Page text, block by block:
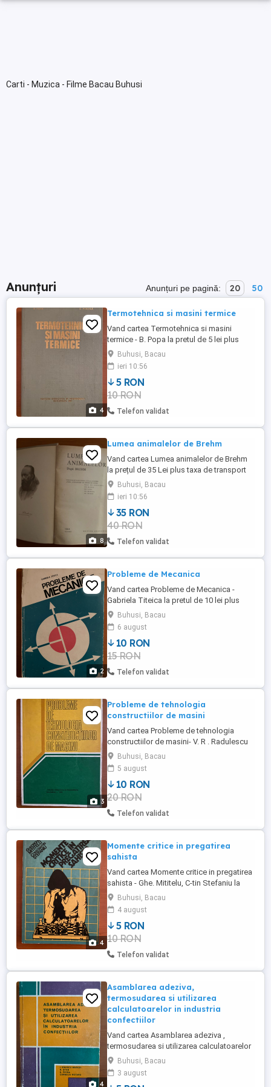
Carti - Muzica - Filme Bacau Buhusi
Anunțuri Anunțuri pe pagină: 20 50
4
Termotehnica si masini termice
Vand cartea Termotehnica si masini
termice - B. Popa la pretul de 5 lei plus
taxa de transport prin Posta Romana cu
plata ramburs . Livrare personala in
BACAU, Roman, PIATRA NEAMT si Buhuşi
fara taxa de transport .
Buhusi, Bacau
ieri 10:56
5 RON
10 RON
Telefon validat
8
Lumea animalelor de Brehm
Vand cartea Lumea animalelor de Brehm
la prețul de 35 Lei plus taxa de transport
prin Posta Romană cu plata ramburs .
Cartea are 850 pagini , conține și fotografii
, planșe color și coperțile sunt cartonate .
Livrare personală in Bacău , Piatra Neamț ,
Roman și Buhusi fără taxa de transport .
Buhusi, Bacau
ieri 10:56
35 RON
40 RON
Telefon validat
2
Probleme de Mecanica
Vand cartea Probleme de Mecanica -
Gabriela Titeica la pretul de 10 lei plus
taxa de transport prin Posta Romana cu
plata ramburs
Buhusi, Bacau
6 august
10 RON
15 RON
Telefon validat
3
Probleme de tehnologia
constructiilor de masini
Vand cartea Probleme de tehnologia
constructiilor de masini- V. R . Radulescu
la pretul de 10 lei plus taxa de transport
prin Posta Romana cu plata ramburs .
Livrare personala in BACAU, Roman, Piatra
Neamt si Buhuşi fara taxa de transport.
Buhusi, Bacau
5 august
10 RON
20 RON
Telefon validat
4
Momente critice in pregatirea
sahista
Vand cartea Momente critice in pregatirea
sahista - Ghe. Mititelu, C-tin Stefaniu la
pretul de 5 lei plus taxa de transport prin
Posta Romana cu plata ramburs. Livrare
personala in Bacau, Roman , Piatra Neamt
si Buhusi fara taxa de transport.
Buhusi, Bacau
4 august
5 RON
10 RON
Telefon validat
4
Asamblarea adeziva,
termosudarea si utilizarea
calculatoarelor in industria
confectiilor
Vand cartea Asamblarea adeziva ,
termosudarea si utilizarea calculatoarelor
in industria confectiilor - I. Ionescu Muscel
la pretul de 5 lei plus taxa de transport prin
Posta Romana cu plata ramburs . Livrare
Buhusi, Bacau
3 august